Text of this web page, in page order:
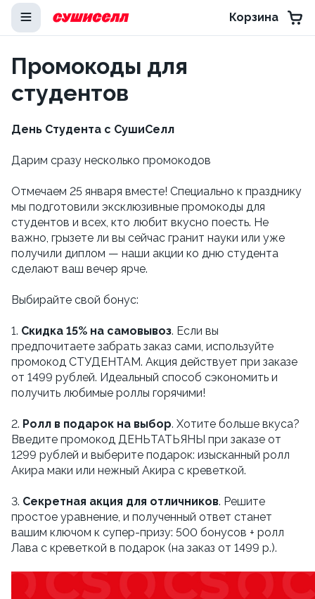
Корзина
Промокоды для
студентов
День Студента с СушиСелл
Дарим сразу несколько промокодов
Отмечаем 25 января вместе! Специально к празднику
мы подготовили эксклюзивные промокоды для
студентов и всех, кто любит вкусно поесть. Не
важно, грызете ли вы сейчас гранит науки или уже
получили диплом — наши акции ко дню студента
сделают ваш вечер ярче.
Выбирайте свой бонус:
1. Скидка 15% на самовывоз. Если вы
предпочитаете забрать заказ сами, используйте
промокод СТУДЕНТАМ. Акция действует при заказе
от 1499 рублей. Идеальный способ сэкономить и
получить любимые роллы горячими!
2. Ролл в подарок на выбор. Хотите больше вкуса?
Введите промокод ДЕНЬТАТЬЯНЫ при заказе от
1299 рублей и выберите подарок: изысканный ролл
Акира маки или нежный Акира с креветкой.
3. Секретная акция для отличников. Решите
простое уравнение, и полученный ответ станет
вашим ключом к супер-призу: 500 бонусов + ролл
Лава с креветкой в подарок (на заказ от 1499 р.).